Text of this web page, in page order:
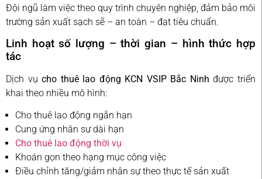
Đội ngũ làm việc theo quy trình chuyên nghiệp, đảm bảo môi
trường sản xuất sạch sẽ – an toàn – đạt tiêu chuẩn.
Linh hoạt số lượng – thời gian – hình thức hợp
tác
Dịch vụcho thuê lao động KCN VSIP Bắc Ninh được triển
khai theo nhiều mô hình:
Cho thuê lao động ngắn hạn
Cung ứng nhân sự dài hạn
Cho thuê lao động thời vụ
Khoán gọn theo hạng mục công việc
Điều chỉnh tăng/giảm nhân sự theo thực tế sản xuất